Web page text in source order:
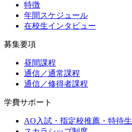
特徴
年間スケジュール
在校生インタビュー
募集要項
昼間課程
通信／通常課程
通信／修得者課程
学費サポート
AO入試・指定校推薦・特待生